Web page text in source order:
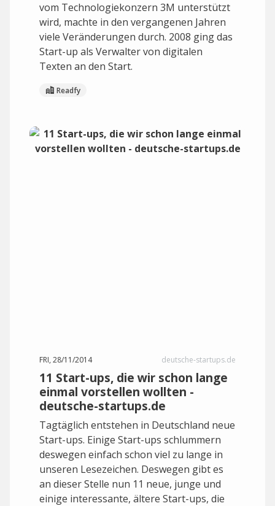
vom Technologiekonzern 3M unterstützt
wird, machte in den vergangenen Jahren
viele Veränderungen durch. 2008 ging das
Start-up als Verwalter von digitalen
Texten an den Start.
Readfy
FRI, 28/11/2014 deutsche-startups.de
11 Start-ups, die wir schon lange
einmal vorstellen wollten -
deutsche-startups.de
Tagtäglich entstehen in Deutschland neue
Start-ups. Einige Start-ups schlummern
deswegen einfach schon viel zu lange in
unseren Lesezeichen. Deswegen gibt es
an dieser Stelle nun 11 neue, junge und
einige interessante, ältere Start-ups, die